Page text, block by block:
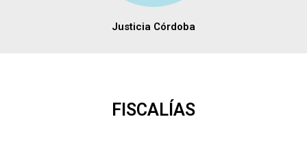
Justicia Córdoba
FISCALÍAS